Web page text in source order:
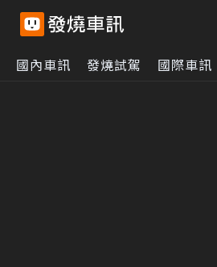
國內車訊 發燒試駕 國際車訊